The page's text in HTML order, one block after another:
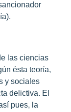
las ciencias
ésta teoría,
y sociales
delictiva. El
pues, la